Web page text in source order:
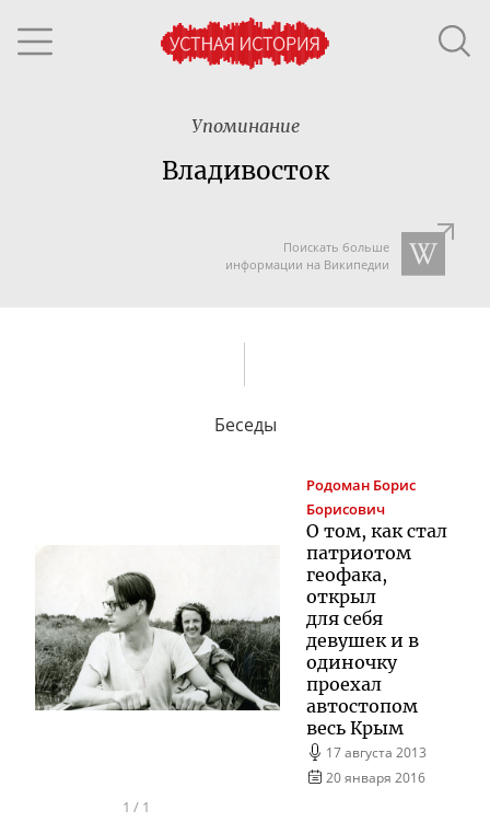
Упоминание
Владивосток
Поискать больше
информации на Википедии
Беседы
Родоман Борис
Борисович
О том, как стал
патриотом
геофака,
открыл
для себя
девушек и в
одиночку
проехал
автостопом
весь Крым
17 августа 2013
20 января 2016
1 / 1